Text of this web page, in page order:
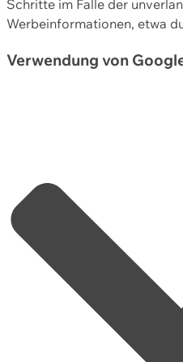
Schritte im Falle der
Werbeinformationen, etwa
Verwendung von